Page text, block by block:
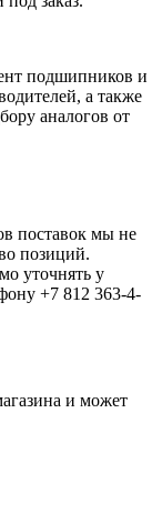
подшипников и
а также
аналогов от
поставок мы не
позиций.
уточнять у
+7 812 363-4-
и может